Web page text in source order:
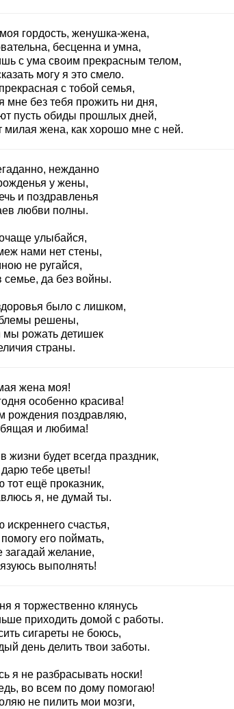
гордость, женушка-жена,
бесценна и умна,
с ума своим прекрасным телом,
могу я это смело.
с тобой семья,
мне без тебя прожить ни дня,
пусть обиды прошлых дней,
милая жена, как хорошо мне с ней.
нежданно
у жены,
и поздравленья
любви полны.
улыбайся,
нами нет стены,
не ругайся,
семье, да без войны.
было с лишком,
решены,
мы рожать детишек
страны.
жена моя!
особенно красива!
рождения поздравляю,
и любима!
жизни будет всегда праздник,
тебе цветы!
тот ещё проказник,
я, не думай ты.
счастья,
его поймать,
желание,
выполнять!
я торжественно клянусь
приходить домой с работы.
сигареты не боюсь,
день делить твои заботы.
я не разбрасывать носки!
во всем по дому помогаю!
не пилить мои мозги,